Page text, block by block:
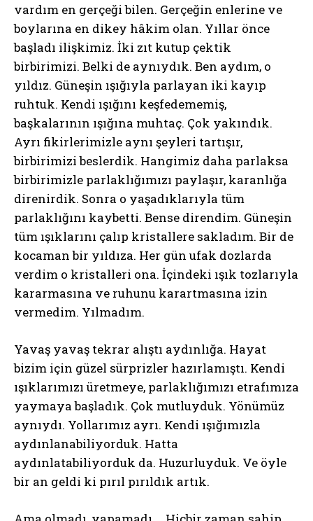
vardım en gerçeği bilen. Gerçeğin enlerine ve
boylarına en dikey hâkim olan. Yıllar önce
başladı ilişkimiz. İki zıt kutup çektik
birbirimizi. Belki de aynıydık. Ben aydım, o
yıldız. Güneşin ışığıyla parlayan iki kayıp
ruhtuk. Kendi ışığını keşfedememiş,
başkalarının ışığına muhtaç. Çok yakındık.
Ayrı fikirlerimizle aynı şeyleri tartışır,
birbirimizi beslerdik. Hangimiz daha parlaksa
birbirimizle parlaklığımızı paylaşır, karanlığa
direnirdik. Sonra o yaşadıklarıyla tüm
parlaklığını kaybetti. Bense direndim. Güneşin
tüm ışıklarını çalıp kristallere sakladım. Bir de
kocaman bir yıldıza. Her gün ufak dozlarda
verdim o kristalleri ona. İçindeki ışık tozlarıyla
kararmasına ve ruhunu karartmasına izin
vermedim. Yılmadım.
Yavaş yavaş tekrar alıştı aydınlığa. Hayat
bizim için güzel sürprizler hazırlamıştı. Kendi
ışıklarımızı üretmeye, parlaklığımızı etrafımıza
yaymaya başladık. Çok mutluyduk. Yönümüz
aynıydı. Yollarımız ayrı. Kendi ışığımızla
aydınlanabiliyorduk. Hatta
aydınlatabiliyorduk da. Huzurluyduk. Ve öyle
bir an geldi ki pırıl pırıldık artık.